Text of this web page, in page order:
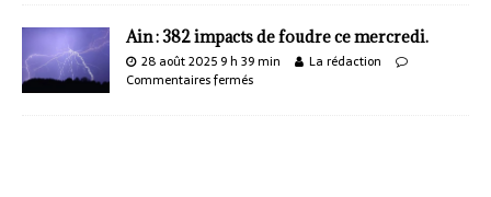
Ain : 382 impacts de foudre ce mercredi.
28 août 2025 9 h 39 min
La rédaction
Commentaires fermés